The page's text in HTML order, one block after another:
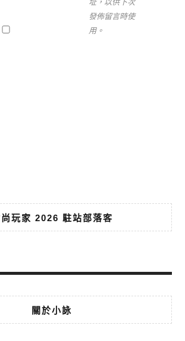
址，以供下次
發佈留言時使
用。
玩家 2026 駐站部落客
關於小詠